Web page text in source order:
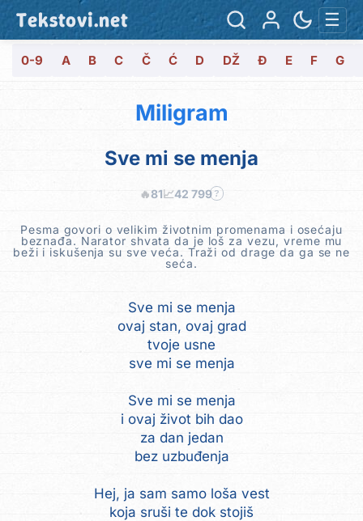
Tekstovi.net ☰
0-9 A B C Č Ć D DŽ Đ E F G
Miligram
Sve mi se menja
🔥81📈42 799 ?
Pesma govori o velikim životnim promenama i osećaju
beznađa. Narator shvata da je loš za vezu, vreme mu
beži i iskušenja su sve veća. Traži od drage da ga se ne
seća.
Sve mi se menja
ovaj stan, ovaj grad
tvoje usne
sve mi se menja
Sve mi se menja
i ovaj život bih dao
za dan jedan
bez uzbuđenja
Hej, ja sam samo loša vest
koja sruši te dok stojiš